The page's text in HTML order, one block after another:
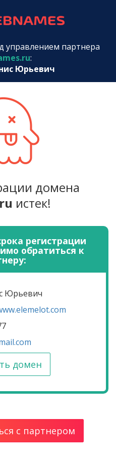
управлением партнера
:
Юрьевич
домена
истек!
регистрации
обратиться к
Юрьевич
домен
с партнером